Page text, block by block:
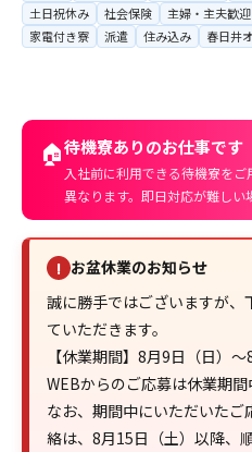
土日祝休み
社会保険 主婦・主夫歓迎
家電付き寮
派遣 住み込み 春日井
🏠待機寮ありのお仕事です
入社前に利用できる待機寮を
異なります。即日対応が難しい
! お盆休業のお知らせ
誠に勝手ではございますが
ていただきます。
【休業期間】8月9日（日）～
WEBからのご応募は休業期間
なお、期間中にいただいた
絡は、8月15日（土）以降、